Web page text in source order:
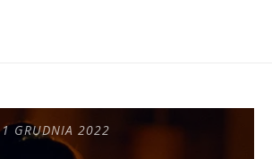
1 GRUDNIA 2022